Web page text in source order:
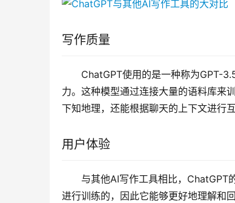
写作质量
ChatGPT使用的是一种称为GPT-
力。这种模型通过连接大量的语料库来
下知地理，还能根据聊天的上下文进行
用户体验
与其他AI写作工具相比，ChatGPT
进行训练的，因此它能够更好地理解和